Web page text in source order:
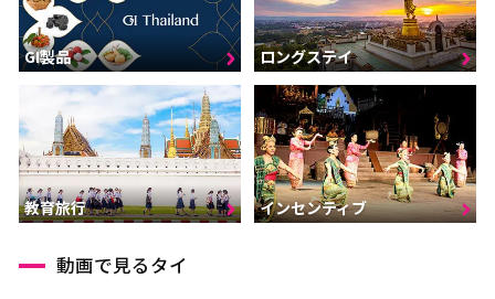
GI製品 ロングステイ
教育旅行 インセンティブ
動画で見るタイ